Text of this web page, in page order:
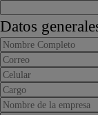
Datos